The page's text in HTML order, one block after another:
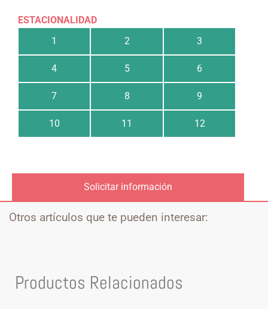
ESTACIONALIDAD
1
2 3
4 5 6
7 8 9
10 11 12
Solicitar información
Otros artículos que te pueden interesar:
Productos Relacionados